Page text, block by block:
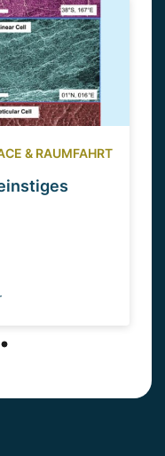
& RAUMFAHRT